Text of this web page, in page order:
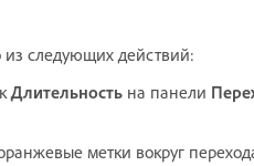
из следующих действий:
Длительность на панели
метки вокруг